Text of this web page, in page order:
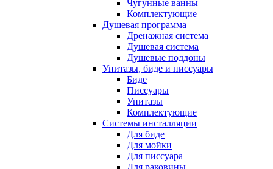
Чугунные ванны
Комплектующие
Душевая программа
Дренажная система
Душевая система
Душевые поддоны
Унитазы, биде и писсуары
Биде
Писсуары
Унитазы
Комплектующие
Системы инсталляции
Для биде
Для мойки
Для писсуара
Для раковины